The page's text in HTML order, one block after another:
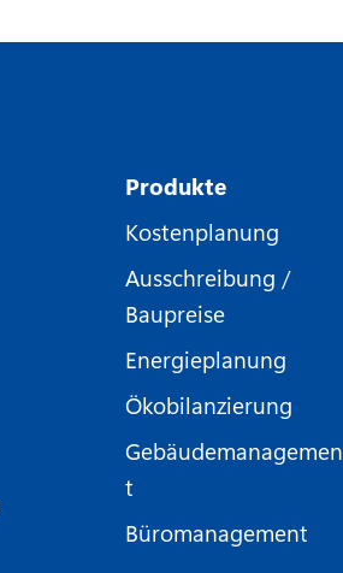
Produkte
Kostenplanung
Ausschreibung /
Baupreise
Energieplanung
Ökobilanzierung
Gebäudemanagemen
t
Büromanagement